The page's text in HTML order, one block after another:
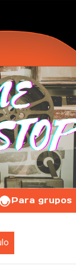
Para grupos